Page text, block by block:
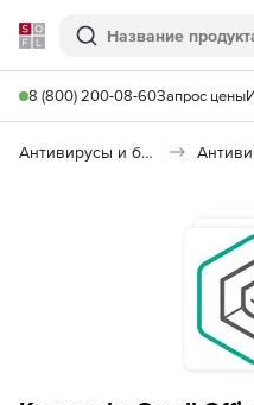
Softline
Поиск
8 (800) 200-08-60Запрос цены
Антивирусы и безопасность